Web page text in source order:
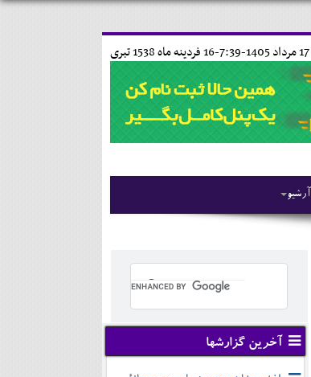
16 فردينه ماه 1538 تبری
آرشیو
آخرین گزارشها